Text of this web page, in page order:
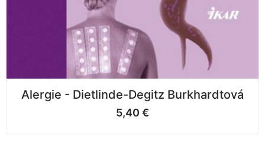
Alergie - Dietlinde-Degitz Burkhardtová
5,40 €